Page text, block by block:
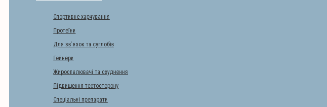
Спортивне харчування
Протеїни
Для зв'язок та суглобів
Гейнери
Жироспалювачі та схуднення
Підвищення тестостерону
Спеціальні препарати